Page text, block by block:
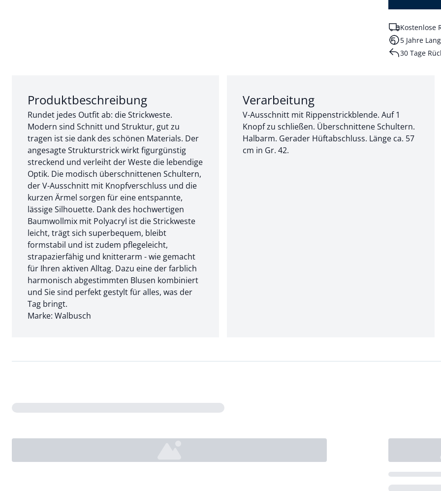
Kostenlose
5 Jahre
30 Tage
Abschnitt 1 von 3:
Produktbeschreibung
Rundet jedes Outfit ab: die Strickweste.
Modern sind Schnitt und Struktur, gut zu
tragen ist sie dank des schönen Materials. Der
angesagte Strukturstrick wirkt figurgünstig
streckend und verleiht der Weste die lebendige
Optik. Die modisch überschnittenen Schultern,
der V-Ausschnitt mit Knopfverschluss und die
kurzen Ärmel sorgen für eine entspannte,
lässige Silhouette. Dank des hochwertigen
Baumwollmix mit Polyacryl ist die Strickweste
leicht, trägt sich superbequem, bleibt
formstabil und ist zudem pflegeleicht,
strapazierfähig und knitterarm - wie gemacht
für Ihren aktiven Alltag. Dazu eine der farblich
harmonisch abgestimmten Blusen kombiniert
und Sie sind perfekt gestylt für alles, was der
Tag bringt.
Marke: Walbusch
Abschnitt 2 von 3:
Verarbeitung
V-Ausschnitt mit Rippenstrickblende. Auf 1
Knopf zu schließen. Überschnittene Schultern.
Halbarm. Gerader Hüftabschluss. Länge ca. 57
cm in Gr. 42.